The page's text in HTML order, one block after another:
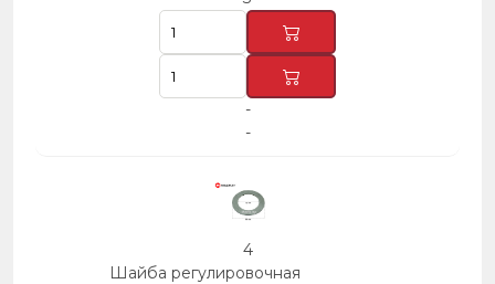
-
-
4
Шайба регулировочная